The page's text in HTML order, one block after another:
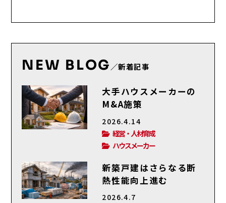
NEW BLOG／新着記事
大手ハウスメーカーの
M&A施策
2026.4.14
経営・人材育成
ハウスメーカー
新築戸建はさらなる断
熱性能向上進む
2026.4.7